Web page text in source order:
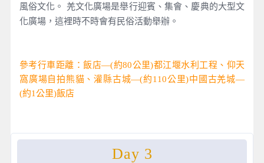
風俗文化。 羌文化廣場是舉行迎賓、集會、慶典的大型文
化廣場，這裡時不時會有民俗活動舉辦。
參考行車距離：飯店—(約80公里)都江堰水利工程、仰天
窩廣場自拍熊貓、灌縣古城—(約110公里)中國古羌城—
(約1公里)飯店
Day 3